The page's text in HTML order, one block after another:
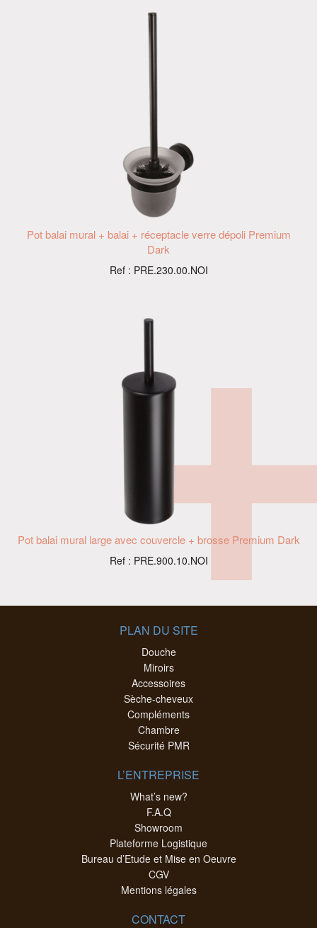
Pot balai mural + balai + réceptacle verre dépoli Premium
Dark
Ref : PRE.230.00.NOI
Pot balai mural large avec couvercle + brosse Premium Dark
Ref : PRE.900.10.NOI
PLAN DU SITE
Douche
Miroirs
Accessoires
Sèche-cheveux
Compléments
Chambre
Sécurité PMR
L’ENTREPRISE
What’s new?
F.A.Q
Showroom
Plateforme Logistique
Bureau d’Etude et Mise en Oeuvre
CGV
Mentions légales
CONTACT